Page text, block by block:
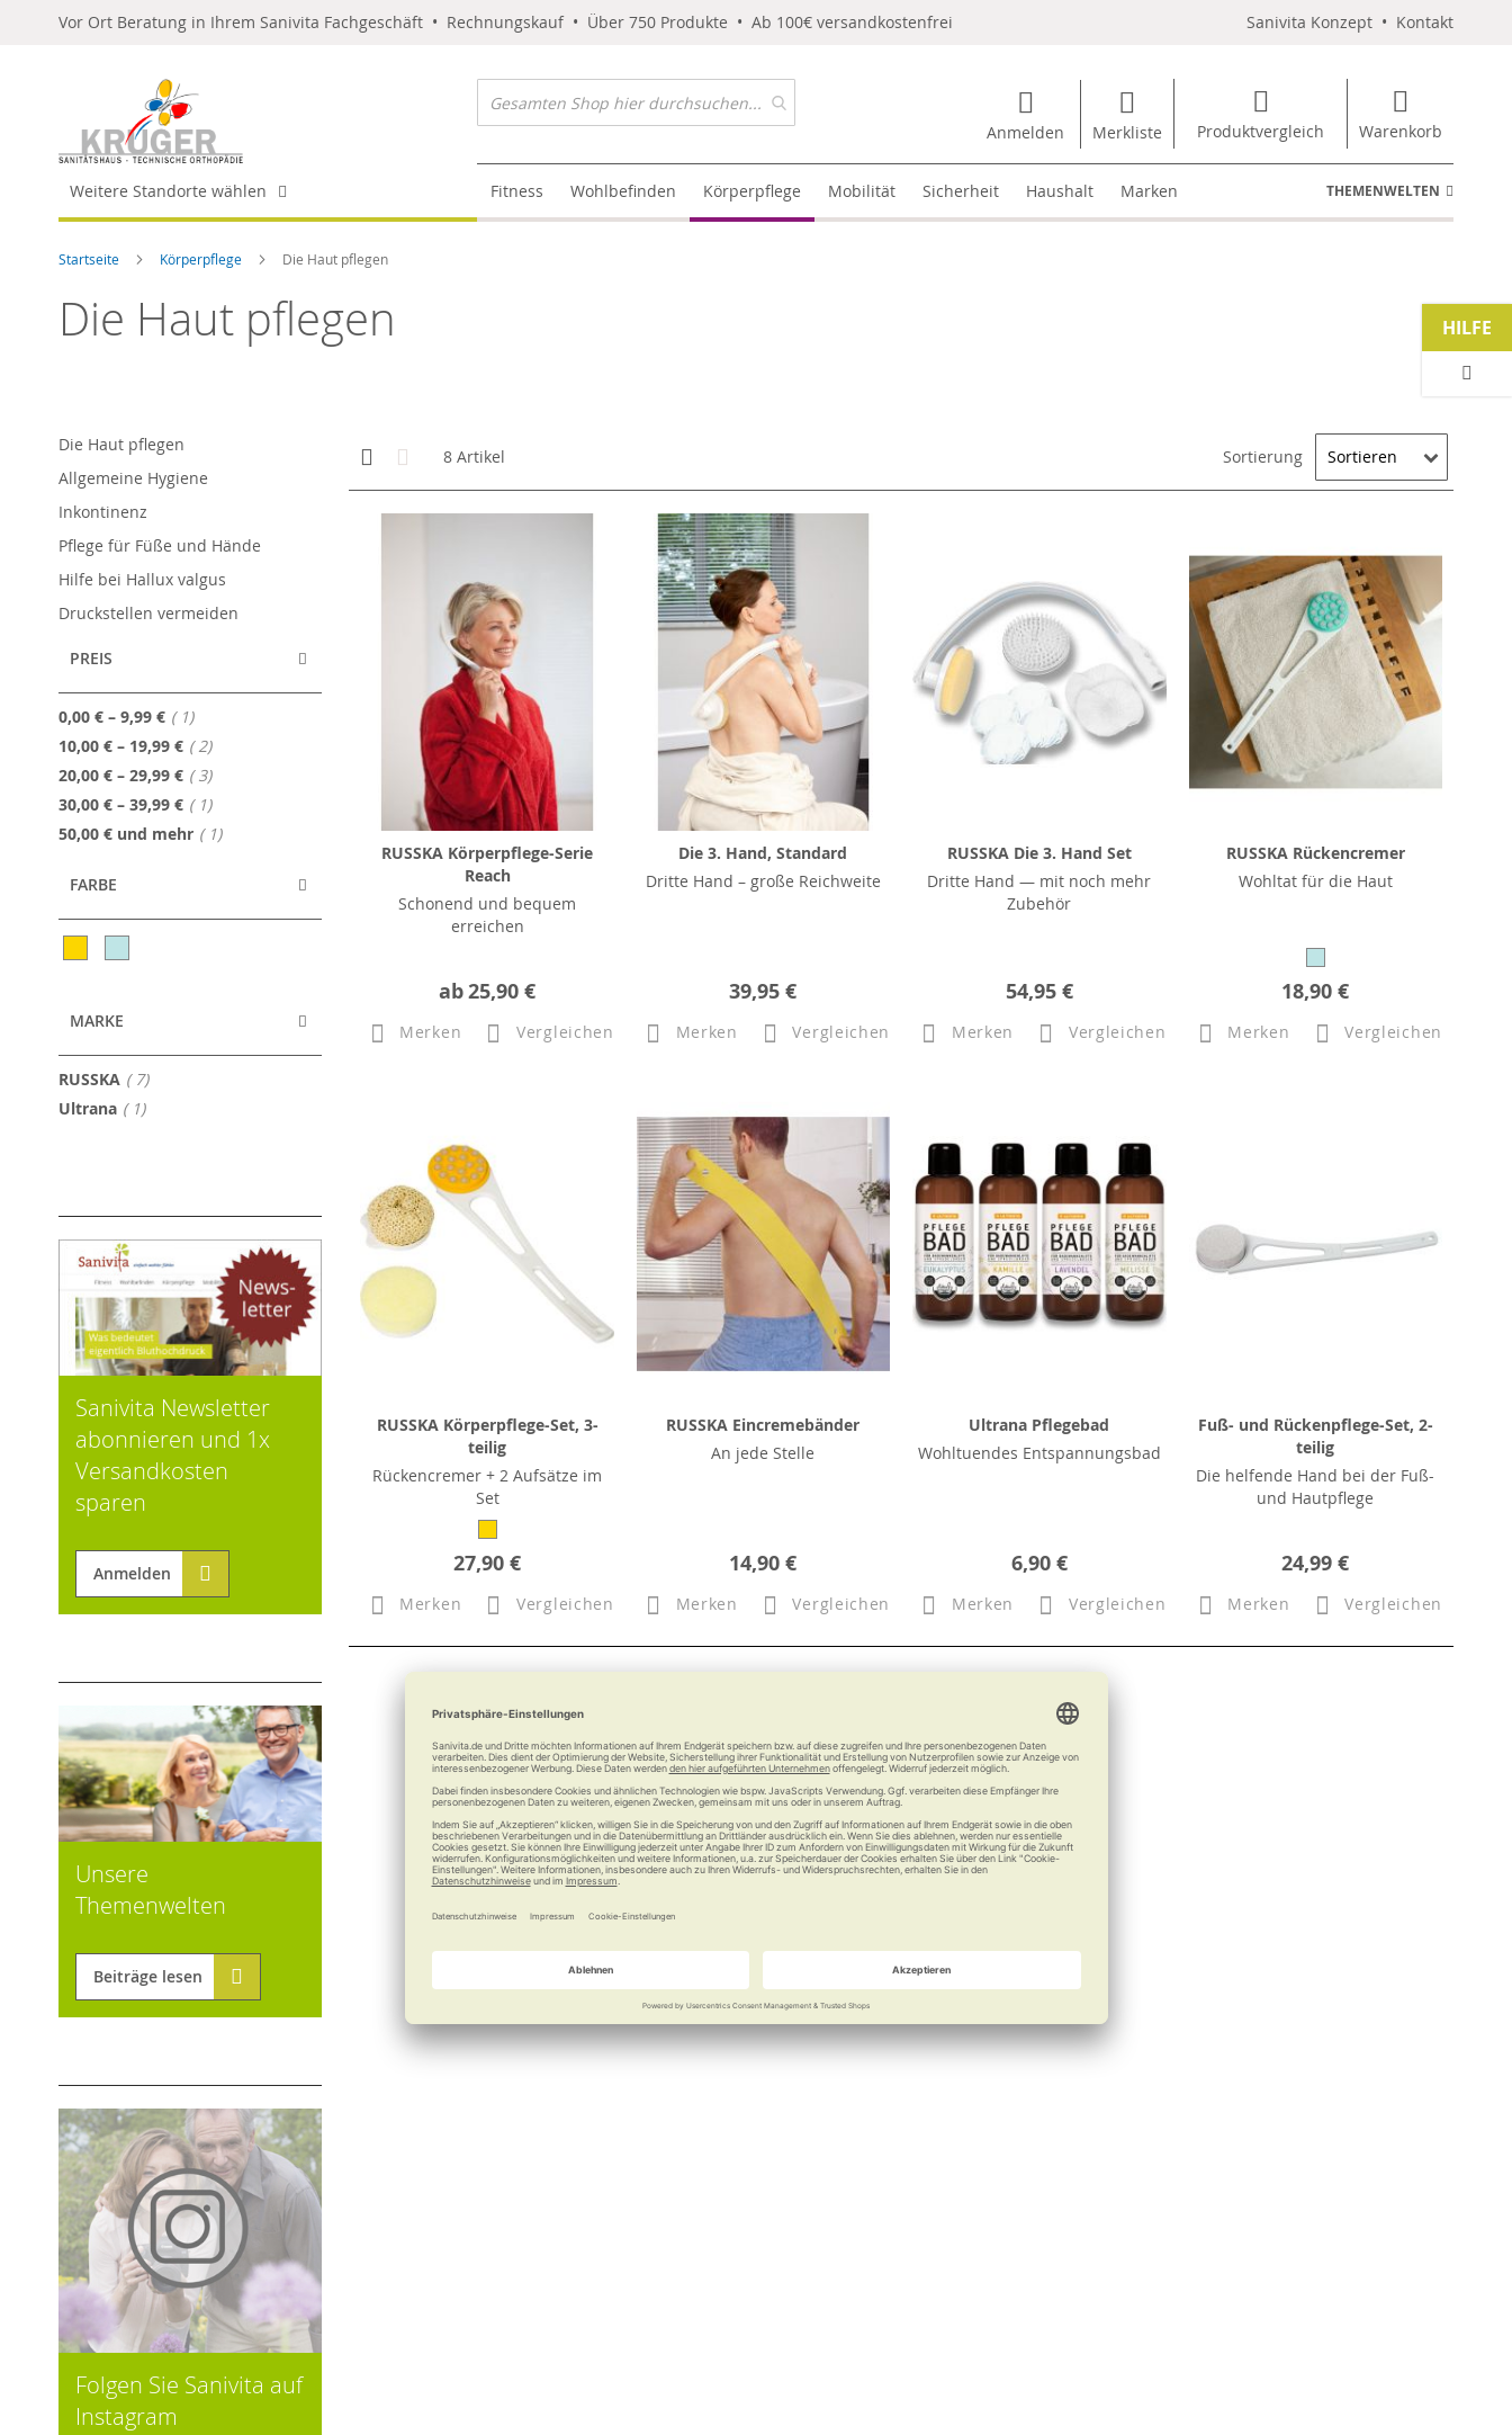
Vor Ort Beratung in Ihrem Sanivita Fachgeschäft • Rechnungskauf • Über 750 Produkte • Ab 100€ versandkostenfrei Sanivita Konzept • Kontakt
Anmelden Merkliste Produktvergleich Warenkorb
Weitere Standorte wählen Fitness Wohlbefinden Körperpflege Mobilität Sicherheit Haushalt Marken THEMENWELTEN
Startseite Körperpflege Die Haut pflegen
Die Haut pflegen
Anzeigen
als
Kachelansicht
8 Artikel Sortierung
RUSSKA Körperpflege-Serie
Reach
Schonend und bequem
erreichen
ab25,90 €
Merken Vergleichen
Die 3. Hand, Standard
Dritte Hand – große Reichweite
39,95 €
Merken Vergleichen
RUSSKA Die 3. Hand Set
Dritte Hand — mit noch mehr
Zubehör
54,95 €
Merken Vergleichen
RUSSKA Rückencremer
Wohltat für die Haut
18,90 €
Merken Vergleichen
RUSSKA Körperpflege-Set, 3-
teilig
Rückencremer + 2 Aufsätze im
Set
27,90 €
Merken Vergleichen
RUSSKA Eincremebänder
An jede Stelle
14,90 €
Merken Vergleichen
Ultrana Pflegebad
Wohltuendes Entspannungsbad
6,90 €
Merken Vergleichen
Fuß- und Rückenpflege-Set, 2-
teilig
Die helfende Hand bei der Fuß-
und Hautpflege
24,99 €
Merken Vergleichen
Die Haut pflegen
Allgemeine Hygiene
Inkontinenz
Pflege für Füße und Hände
Hilfe bei Hallux valgus
Druckstellen vermeiden
PREIS
0,00 € – 9,99 € 1Artikel
10,00 € – 19,99 € 2Artikel
20,00 € – 29,99 € 3Artikel
30,00 € – 39,99 € 1Artikel
50,00 € und mehr 1Artikel
FARBE
MARKE
RUSSKA 7Artikel
Ultrana 1Artikel
Sanivita Newsletter
abonnieren und 1x
Versandkosten
sparen
Anmelden
Unsere
Themenwelten
Beiträge lesen
Folgen Sie Sanivita auf
Instagram
HILFE